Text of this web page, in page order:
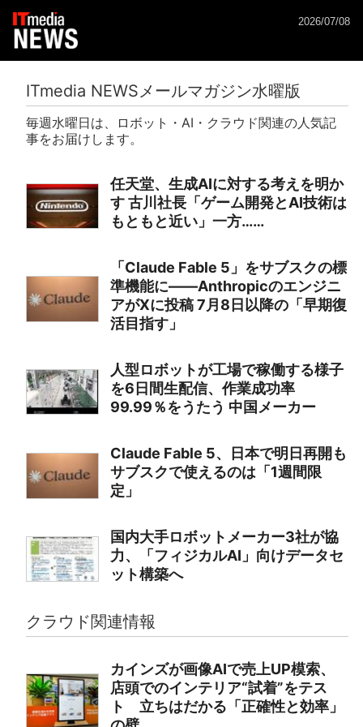
2026/07/08
ITmedia NEWSメールマガジン水曜版
毎週水曜日は、ロボット・AI・クラウド関連の人気記
事をお届けします。
任天堂、生成AIに対する考えを明か
す 古川社長「ゲーム開発とAI技術は
もともと近い」一方……
「Claude Fable 5」をサブスクの標
準機能に――Anthropicのエンジニ
アがXに投稿 7月8日以降の「早期復
活目指す」
人型ロボットが工場で稼働する様子
を6日間生配信、作業成功率
99.99％をうたう 中国メーカー
Claude Fable 5、日本で明日再開も
サブスクで使えるのは「1週間限
定」
国内大手ロボットメーカー3社が協
力、「フィジカルAI」向けデータセ
ット構築へ
クラウド関連情報
カインズが画像AIで売上UP模索、
店頭でのインテリア“試着”をテス
ト 立ちはだかる「正確性と効率」